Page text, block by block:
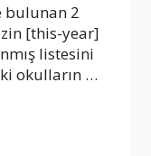
bulunan 2
[this-year]
listesini
okulların …